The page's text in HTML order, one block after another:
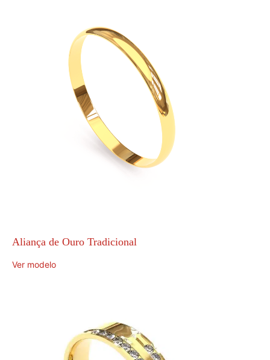
Aliança de Ouro Tradicional
Ver modelo